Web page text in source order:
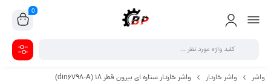
0
واشر واشر خاردار واشر خاردار ستاره ای بیرون قطر 18 (din6798-A)